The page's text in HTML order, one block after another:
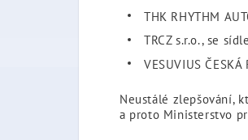
THK RHYTHM
TRCZ s.r.o., se
VESUVIUS
Neustálé zlepšování,
a proto Ministerstvo